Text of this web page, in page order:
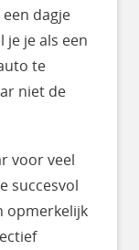
dagje
je je als een
te
niet de
voor veel
succesvol
opmerkelijk